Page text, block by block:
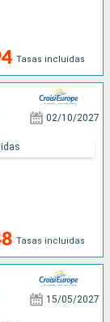
Tasas incluidas
02/10/2027
Tasas incluidas
15/05/2027